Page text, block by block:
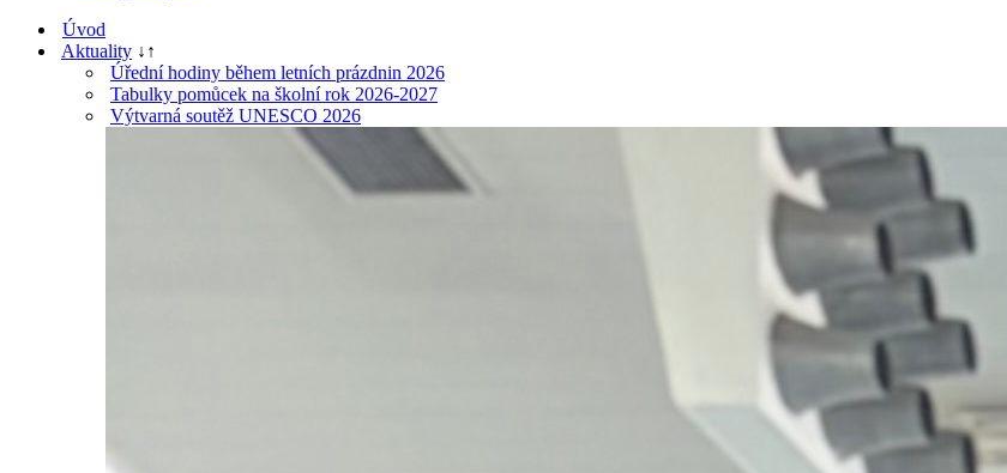
Úvod
Aktuality ↓ ↑
Úřední hodiny během letních prázdnin 2026
Tabulky pomůcek na školní rok 2026-2027
Výtvarná soutěž UNESCO 2026